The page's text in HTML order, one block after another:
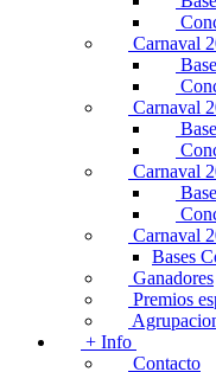
Carnaval
Carnaval
Carnaval
Carnaval
Bases
Ganadores
Premios
+ Info
Contacto